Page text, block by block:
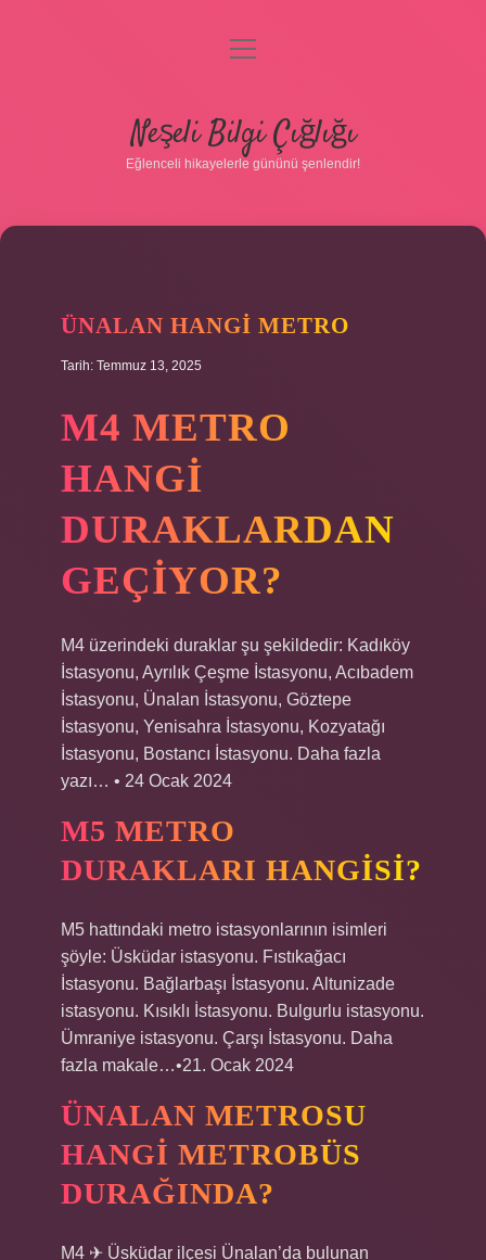
Gizlilik Politikası
Hakkımızda
menüyü
Neşeli Bilgi Çığlığı
Eğlenceli hikayelerle gününü şenlendir!
ÜNALAN HANGI METRO
Tarih: Temmuz 13, 2025
M4 METRO
HANGI
DURAKLARDAN
GEÇIYOR?
M4 üzerindeki duraklar şu şekildedir: Kadıköy
İstasyonu, Ayrılık Çeşme İstasyonu, Acıbadem
İstasyonu, Ünalan İstasyonu, Göztepe
İstasyonu, Yenisahra İstasyonu, Kozyatağı
İstasyonu, Bostancı İstasyonu. Daha fazla
yazı… • 24 Ocak 2024
M5 METRO
DURAKLARI HANGISI?
M5 hattındaki metro istasyonlarının isimleri
şöyle: Üsküdar istasyonu. Fıstıkağacı
İstasyonu. Bağlarbaşı İstasyonu. Altunizade
istasyonu. Kısıklı İstasyonu. Bulgurlu istasyonu.
Ümraniye istasyonu. Çarşı İstasyonu. Daha
fazla makale…•21. Ocak 2024
ÜNALAN METROSU
HANGI METROBÜS
DURAĞINDA?
M4 ✈ Üsküdar ilçesi Ünalan’da bulunan